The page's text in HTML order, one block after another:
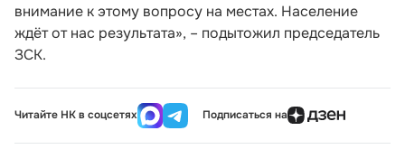
внимание к этому вопросу на местах. Население
ждёт от нас результата», – подытожил председатель
ЗСК.
Читайте НК в соцсетях Подписаться на